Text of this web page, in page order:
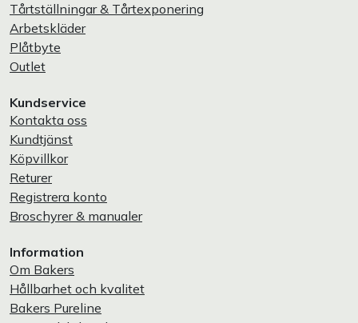
Tårtställningar & Tårtexponering
Arbetskläder
Plåtbyte
Outlet
Kundservice
Kontakta oss
Kundtjänst
Köpvillkor
Returer
Registrera konto
Broschyrer & manualer
Information
Om Bakers
Hållbarhet och kvalitet
Bakers Pureline